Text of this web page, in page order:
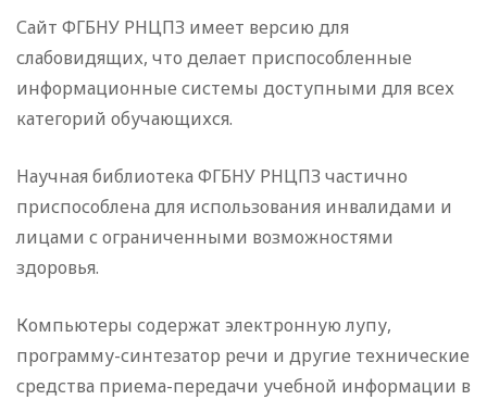
Сайт ФГБНУ РНЦПЗ имеет версию для
слабовидящих, что делает приспособленные
информационные системы доступными для всех
категорий обучающихся.
Научная библиотека ФГБНУ РНЦПЗ частично
приспособлена для использования инвалидами и
лицами с ограниченными возможностями
здоровья.
Компьютеры содержат электронную лупу,
программу-синтезатор речи и другие технические
средства приема-передачи учебной информации в